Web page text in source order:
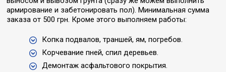
армирование и забетонировать пол). Минимальная сумма
заказа от 500 грн. Кроме этого выполняем работы:
Копка подвалов, траншей, ям, погребов.
Корчевание пней, cпил деревьев.
Демонтаж асфальтового покрытия.